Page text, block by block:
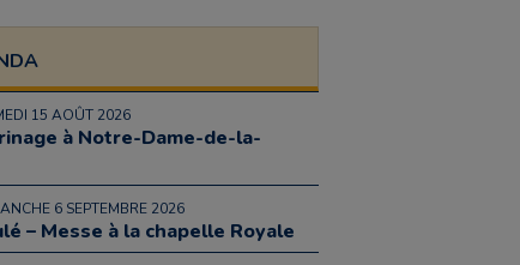
15 AOÛT 2026
à Notre-Dame-de-la-
6 SEPTEMBRE 2026
– Messe à la chapelle Royale